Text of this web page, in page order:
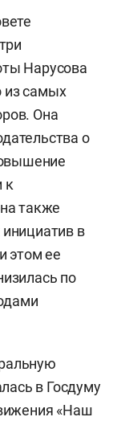
Нарусова
из самых
Она
о
к
также
в
этом ее
по
в Госдуму
«Наш